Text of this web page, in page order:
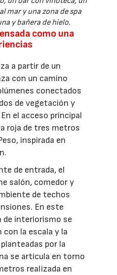
mar y una zona de spa
y bañera de hielo.
como una
a partir de un
con un camino
conectados
de vegetación y
el acceso principal
roja de tres metros
inspirada en
de entrada, el
salón, comedor y
de techos
En este
de interiorismo se
con la escala y la
por la
se articula en torno
realizada en